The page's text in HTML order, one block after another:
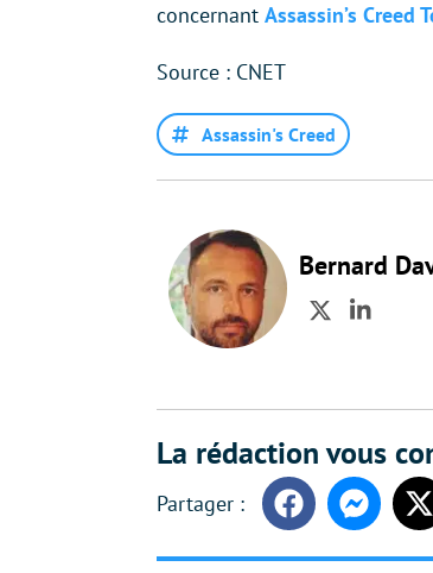
concernant Assassin’s
Source : CNET
Assassin's Creed
Bernard
Twitter
La rédaction vous
Facebook